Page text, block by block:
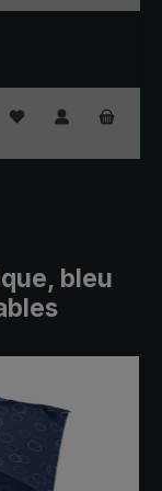
Vous avez 0
bleu